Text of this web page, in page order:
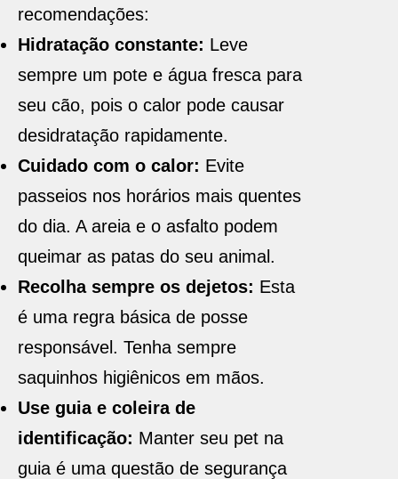
recomendações:
Hidratação constante: Leve
sempre um pote e água fresca para
seu cão, pois o calor pode causar
desidratação rapidamente.
Cuidado com o calor: Evite
passeios nos horários mais quentes
do dia. A areia e o asfalto podem
queimar as patas do seu animal.
Recolha sempre os dejetos: Esta
é uma regra básica de posse
responsável. Tenha sempre
saquinhos higiênicos em mãos.
Use guia e coleira de
identificação: Manter seu pet na
guia é uma questão de segurança